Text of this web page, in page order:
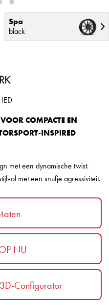
Spa
black
COMPACTE EN
INSPIRED
met een dynamische twist.
met een snufje agressiviteit.
NU
Configurator